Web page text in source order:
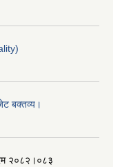
बक्तव्य।
२०८२।०८३